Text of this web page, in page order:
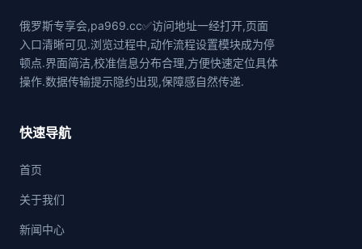
俄罗斯专享会,pa969.cc✅访问地址一经打开,页面
入口清晰可见.浏览过程中,动作流程设置模块成为停
顿点.界面简洁,校准信息分布合理,方便快速定位具体
操作.数据传输提示隐约出现,保障感自然传递.
快速导航
首页
关于我们
新闻中心